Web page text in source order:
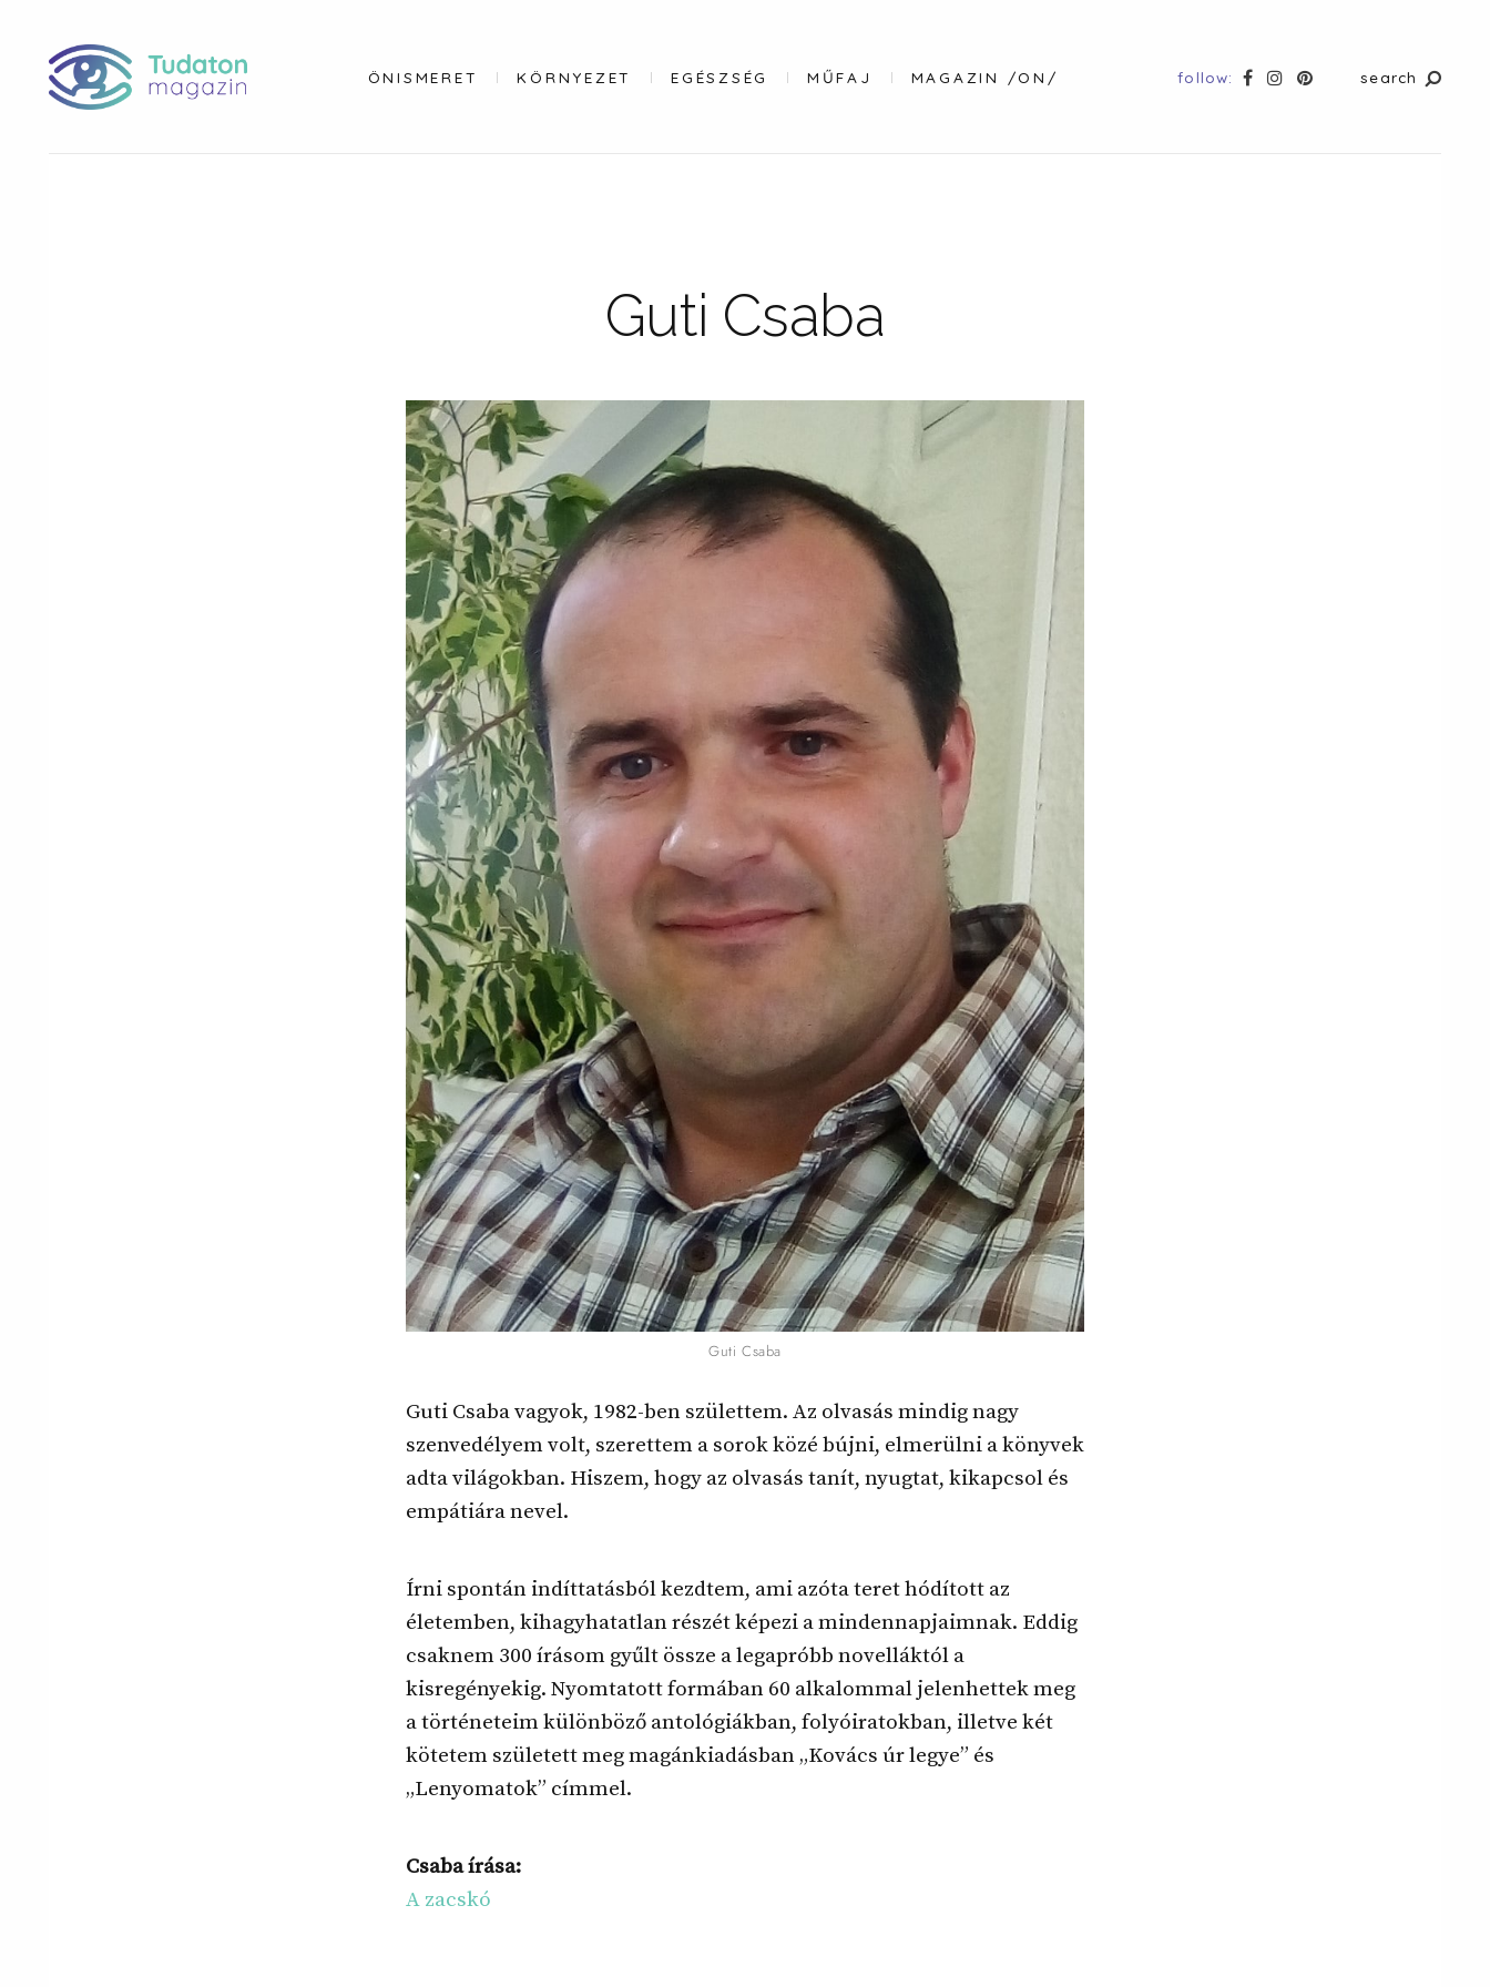
ÖNISMERET KÖRNYEZET EGÉSZSÉG MŰFAJ MAGAZIN /ON/ follow: search
Guti Csaba
Guti Csaba
Guti Csaba vagyok, 1982-ben születtem. Az olvasás mindig nagy
szenvedélyem volt, szerettem a sorok közé bújni, elmerülni a könyvek
adta világokban. Hiszem, hogy az olvasás tanít, nyugtat, kikapcsol és
empátiára nevel.
Írni spontán indíttatásból kezdtem, ami azóta teret hódított az
életemben, kihagyhatatlan részét képezi a mindennapjaimnak. Eddig
csaknem 300 írásom gyűlt össze a legapróbb novelláktól a
kisregényekig. Nyomtatott formában 60 alkalommal jelenhettek meg
a történeteim különböző antológiákban, folyóiratokban, illetve két
kötetem született meg magánkiadásban „Kovács úr legye” és
„Lenyomatok” címmel.
Csaba írása:
A zacskó